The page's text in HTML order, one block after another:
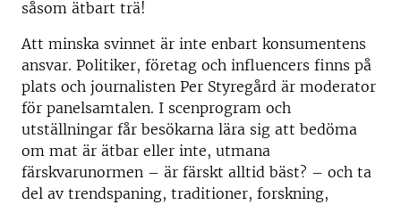
såsom ätbart trä!
Att minska svinnet är inte enbart konsumentens
ansvar. Politiker, företag och influencers finns på
plats och journalisten Per Styregård är moderator
för panelsamtalen. I scenprogram och
utställningar får besökarna lära sig att bedöma
om mat är ätbar eller inte, utmana
färskvarunormen – är färskt alltid bäst? – och ta
del av trendspaning, traditioner, forskning,